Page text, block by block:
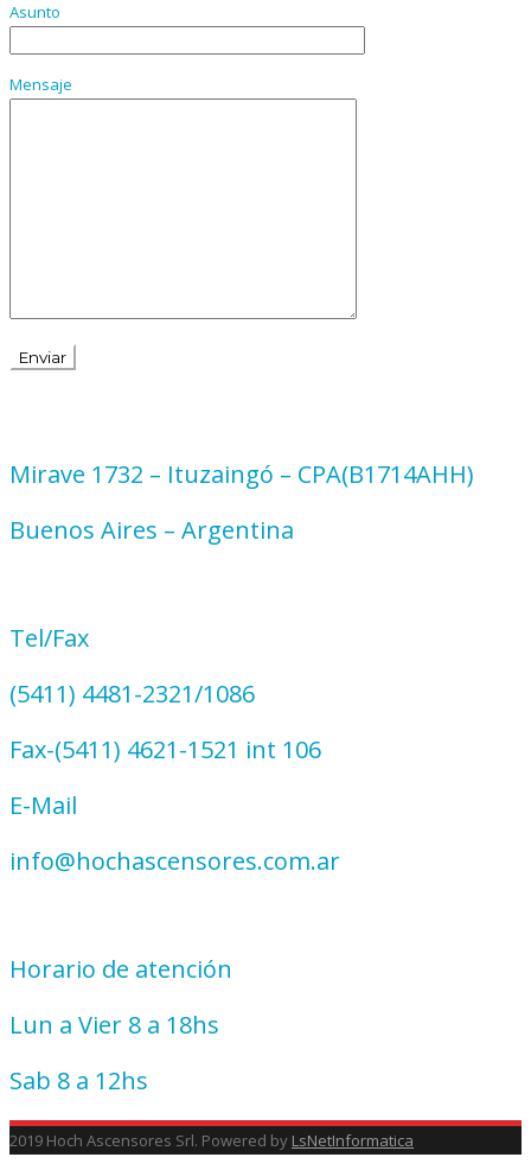
Asunto
Mensaje
Mirave 1732 – Ituzaingó – CPA(B1714AHH)
Buenos Aires – Argentina
Tel/Fax
(5411) 4481-2321/1086
Fax-(5411) 4621-1521 int 106
E-Mail
info@hochascensores.com.ar
Horario de atención
Lun a Vier 8 a 18hs
Sab 8 a 12hs
2019 Hoch Ascensores Srl. Powered by LsNetInformatica